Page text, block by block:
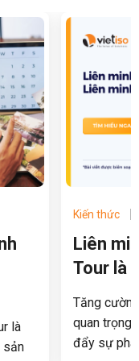
quả hơn.
là
sản
Kiến thức|
Liên
Tour là
Tăng
quan trọng
đẩy sự